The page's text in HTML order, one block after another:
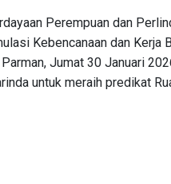
Perempuan dan
Kebencanaan dan Kerja
Jumat 30 Januari
untuk meraih predikat